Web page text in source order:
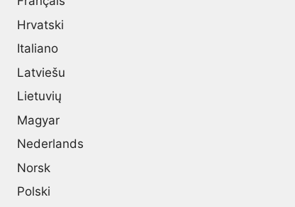
Hrvatski
Italiano
Latviešu
Lietuvių
Magyar
Nederlands
Norsk
Polski